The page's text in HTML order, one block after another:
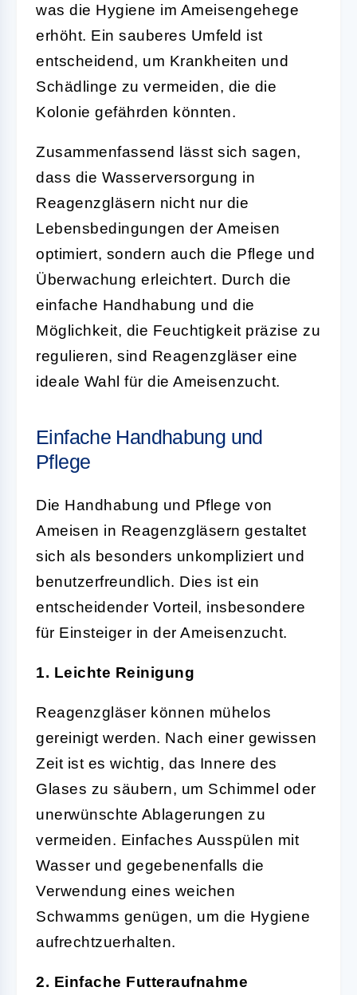
was die Hygiene im Ameisengehege
erhöht. Ein sauberes Umfeld ist
entscheidend, um Krankheiten und
Schädlinge zu vermeiden, die die
Kolonie gefährden könnten.
Zusammenfassend lässt sich sagen,
dass die Wasserversorgung in
Reagenzgläsern nicht nur die
Lebensbedingungen der Ameisen
optimiert, sondern auch die Pflege und
Überwachung erleichtert. Durch die
einfache Handhabung und die
Möglichkeit, die Feuchtigkeit präzise zu
regulieren, sind Reagenzgläser eine
ideale Wahl für die Ameisenzucht.
Einfache Handhabung und
Pflege
Die Handhabung und Pflege von
Ameisen in Reagenzgläsern gestaltet
sich als besonders unkompliziert und
benutzerfreundlich. Dies ist ein
entscheidender Vorteil, insbesondere
für Einsteiger in der Ameisenzucht.
1. Leichte Reinigung
Reagenzgläser können mühelos
gereinigt werden. Nach einer gewissen
Zeit ist es wichtig, das Innere des
Glases zu säubern, um Schimmel oder
unerwünschte Ablagerungen zu
vermeiden. Einfaches Ausspülen mit
Wasser und gegebenenfalls die
Verwendung eines weichen
Schwamms genügen, um die Hygiene
aufrechtzuerhalten.
2. Einfache Futteraufnahme